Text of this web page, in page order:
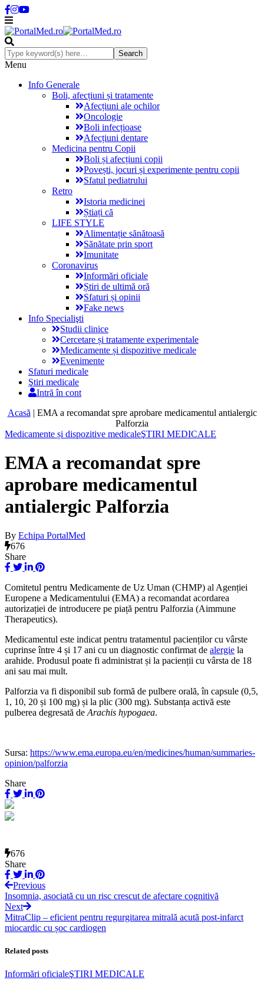
Menu
Info Generale
Boli, afecțiuni și tratamente
Afecțiuni ale ochilor
Oncologie
Boli infecțioase
Afecțiuni dentare
Medicina pentru Copii
Boli și afecțiuni copii
Povești, jocuri și experimente pentru copii
Sfatul pediatrului
Retro
Istoria medicinei
Știați că
LIFE STYLE
Alimentație sănătoasă
Sănătate prin sport
Imunitate
Coronavirus
Informări oficiale
Știri de ultimă oră
Sfaturi și opinii
Fake news
Info Specialişti
Studii clinice
Cercetare și tratamente experimentale
Medicamente și dispozitive medicale
Evenimente
Sfaturi medicale
Ştiri medicale
Intră în cont
Acasă | EMA a recomandat spre aprobare medicamentul antialergic
Palforzia
Medicamente și dispozitive medicaleŞTIRI MEDICALE
EMA a recomandat spre
aprobare medicamentul
antialergic Palforzia
By Echipa PortalMed
676
Share
Comitetul pentru Medicamente de Uz Uman (CHMP) al Agenției
Europene a Medicamentului (EMA) a recomandat acordarea
autorizației de introducere pe piață pentru Palforzia (Aimmune
Therapeutics).
Medicamentul este indicat pentru tratamentul pacienților cu vârste
cuprinse între 4 și 17 ani cu un diagnostic confirmat de alergie la
arahide. Produsul poate fi administrat și la pacienții cu vârsta de 18
ani sau mai mult.
Palforzia va fi disponibil sub formă de pulbere orală, în capsule (0,5,
1, 10, 20 și 100 mg) și la plic (300 mg). Substanța activă este
pulberea degresată de Arachis hypogaea.
Sursa: https://www.ema.europa.eu/en/medicines/human/summaries-
opinion/palforzia
Share
676
Share
Previous
Insomnia, asociată cu un risc crescut de afectare cognitivă
Next
MitraClip – eficient pentru regurgitarea mitrală acută post-infarct
miocardic cu șoc cardiogen
Related posts
Informări oficialeŞTIRI MEDICALE